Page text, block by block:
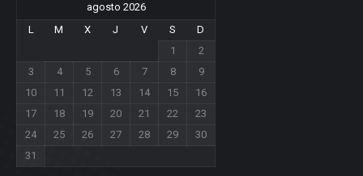
agosto 2026
L
M X J V S
D
1
2
3
4 5 6 7 8
9
10
11 12 13 14 15
16
17
18 19 20 21 22
23
24
25 26 27 28 29
30
31